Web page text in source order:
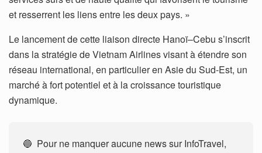
et resserrent les liens entre les deux pays. »
Le lancement de cette liaison directe Hanoï–Cebu s’inscrit
dans la stratégie de Vietnam Airlines visant à étendre son
réseau international, en particulier en Asie du Sud-Est, un
marché à fort potentiel et à la croissance touristique
dynamique.
🔵 Pour ne manquer aucune news sur InfoTravel,